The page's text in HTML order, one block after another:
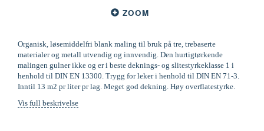
ZOOM
Organisk, løsemiddelfri blank maling til bruk på tre, trebaserte
materialer og metall utvendig og innvendig. Den hurtigtørkende
malingen gulner ikke og er i beste deknings- og slitestyrkeklasse 1 i
henhold til DIN EN 13300. Trygg for leker i henhold til DIN EN 71-3.
Inntil 13 m2 pr liter pr lag. Meget god dekning. Høy overflatestyrke.
Vis full beskrivelse